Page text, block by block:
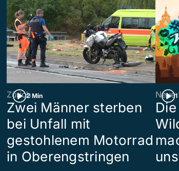
2 Min
Zürich
Zwei Männer sterben
bei Unfall mit
gestohlenem Motorrad
in Oberengstringen
Neue